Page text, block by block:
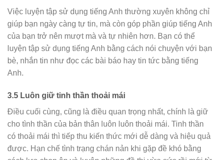
Việc luyện tập sử dụng tiếng Anh thường xuyên không chỉ
giúp bạn ngày càng tự tin, mà còn góp phần giúp tiếng Anh
của bạn trở nên mượt mà và tự nhiên hơn. Bạn có thể
luyện tập sử dụng tiếng Anh bằng cách nói chuyện với bạn
bè, nhắn tin như đọc các bài báo hay tin tức bằng tiếng
Anh.
3.5 Luôn giữ tinh thần thoải mái
Điều cuối cùng, cũng là điều quan trọng nhất, chính là giữ
cho tình thần của bản thân luôn luôn thoải mái. Tinh thần
có thoải mái thì tiếp thu kiến thức mới dễ dàng và hiệu quả
được. Hạn chế tình trạng chán nản khi gặp đề khó bằng